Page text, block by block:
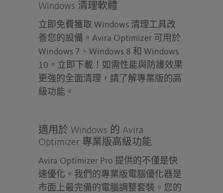
Windows 清理軟體
立即免費獲取 Windows 清理工具改
善您的設備。Avira Optimizer 可用於
Windows 7、Windows 8 和 Windows
10。立即下載！如需性能與防護效果
更強的全面清理，請了解專業版的高
級功能。
適用於 Windows 的 Avira
Optimizer 專業版高級功能
Avira Optimizer Pro 提供的不僅是快
速優化。我們的專業版電腦優化器是
市面上最完備的電腦調整套裝。您的